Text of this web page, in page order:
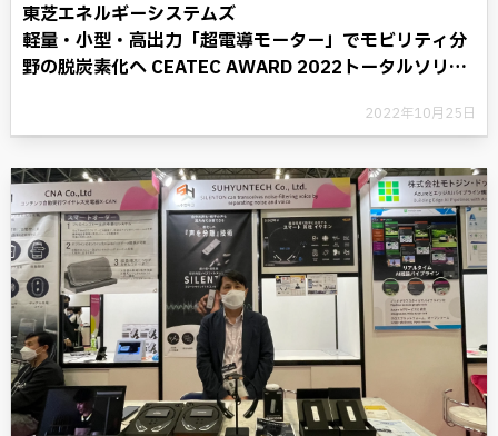
東芝エネルギーシステムズ
軽量・小型・高出力「超電導モーター」でモビリティ分
野の脱炭素化へ CEATEC AWARD 2022トータルソリュ
2022年10月25日